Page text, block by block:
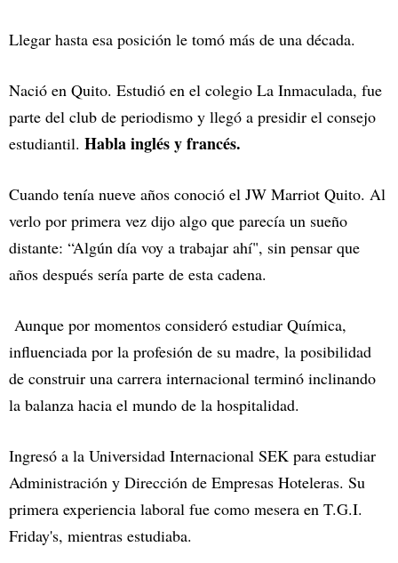
Llegar hasta esa posición le tomó más de una década.
Nació en Quito. Estudió en el colegio La Inmaculada, fue
parte del club de periodismo y llegó a presidir el consejo
estudiantil. Habla inglés y francés.
Cuando tenía nueve años conoció el JW Marriot Quito. Al
verlo por primera vez dijo algo que parecía un sueño
distante: “Algún día voy a trabajar ahí", sin pensar que
años después sería parte de esta cadena.
Aunque por momentos consideró estudiar Química,
influenciada por la profesión de su madre, la posibilidad
de construir una carrera internacional terminó inclinando
la balanza hacia el mundo de la hospitalidad.
Ingresó a la Universidad Internacional SEK para estudiar
Administración y Dirección de Empresas Hoteleras. Su
primera experiencia laboral fue como mesera en T.G.I.
Friday's, mientras estudiaba.